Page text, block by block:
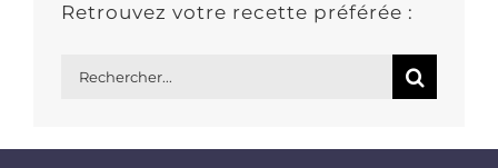
Retrouvez votre recette préférée :